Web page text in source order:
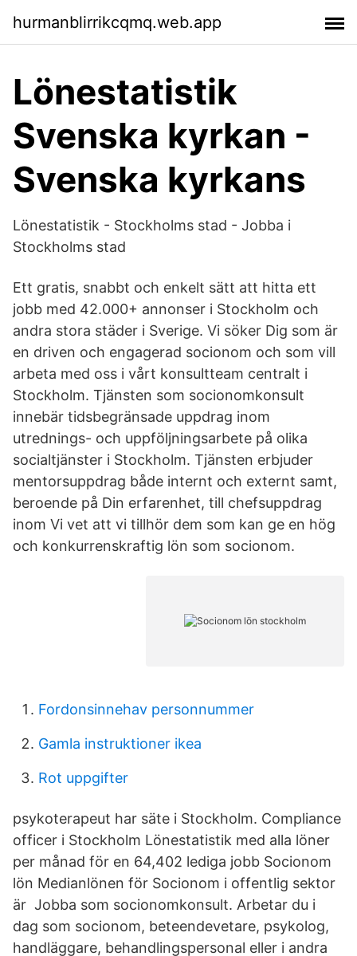
hurmanblirrikcqmq.web.app
Lönestatistik
Svenska kyrkan -
Svenska kyrkans
Lönestatistik - Stockholms stad - Jobba i
Stockholms stad
Ett gratis, snabbt och enkelt sätt att hitta ett
jobb med 42.000+ annonser i Stockholm och
andra stora städer i Sverige. Vi söker Dig som är
en driven och engagerad socionom och som vill
arbeta med oss i vårt konsultteam centralt i
Stockholm. Tjänsten som socionomkonsult
innebär tidsbegränsade uppdrag inom
utrednings- och uppföljningsarbete på olika
socialtjänster i Stockholm. Tjänsten erbjuder
mentorsuppdrag både internt och externt samt,
beroende på Din erfarenhet, till chefsuppdrag
inom Vi vet att vi tillhör dem som kan ge en hög
och konkurrenskraftig lön som socionom.
Fordonsinnehav personnummer
Gamla instruktioner ikea
Rot uppgifter
psykoterapeut har säte i Stockholm. Compliance
officer i Stockholm Lönestatistik med alla löner
per månad för en 64,402 lediga jobb Socionom
lön Medianlönen för Socionom i offentlig sektor
är Jobba som socionomkonsult. Arbetar du i
dag som socionom, beteendevetare, psykolog,
handläggare, behandlingspersonal eller i andra